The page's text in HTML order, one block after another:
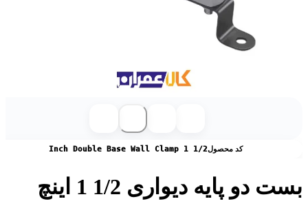
کد محصولInch Double Base Wall Clamp 1 1/2
بست دو پایه دیواری 1/2 1 اینچ